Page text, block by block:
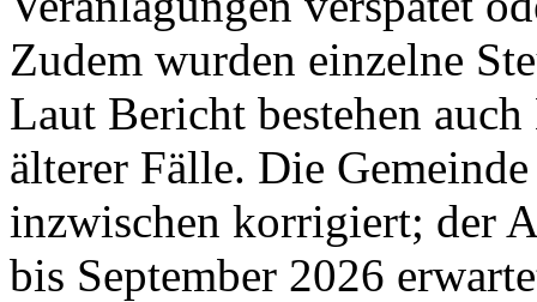
Zudem wurden einzelne
Laut Bericht bestehen
älterer Fälle. Die
inzwischen korrigiert; der
bis September 2026